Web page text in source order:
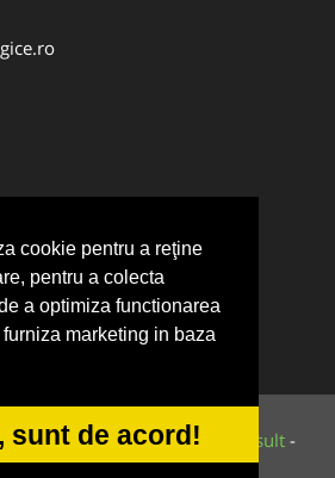
cookie pentru a reţine
pentru a colecta
a optimiza functionarea
marketing in baza
sunt de acord!
byVilonMedia&Tokaido Consult -